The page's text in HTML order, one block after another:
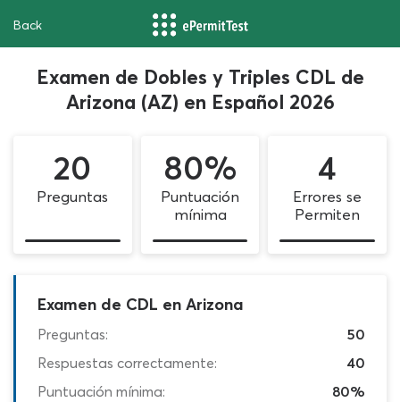
Back
Examen de Dobles y Triples CDL de
Arizona (AZ) en Español 2026
20
Preguntas
80%
Puntuación
mínima
4
Errores se
Permiten
Examen de CDL en Arizona
Preguntas:
50
Respuestas correctamente:
40
Puntuación mínima:
80%